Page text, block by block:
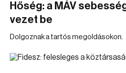
Hőség: a MÁV
vezet be
Dolgoznak a tartós megoldásokon.